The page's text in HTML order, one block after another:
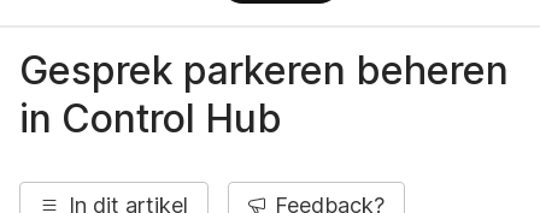
Gesprek parkeren beheren
in Control Hub
In dit artikel Feedback?